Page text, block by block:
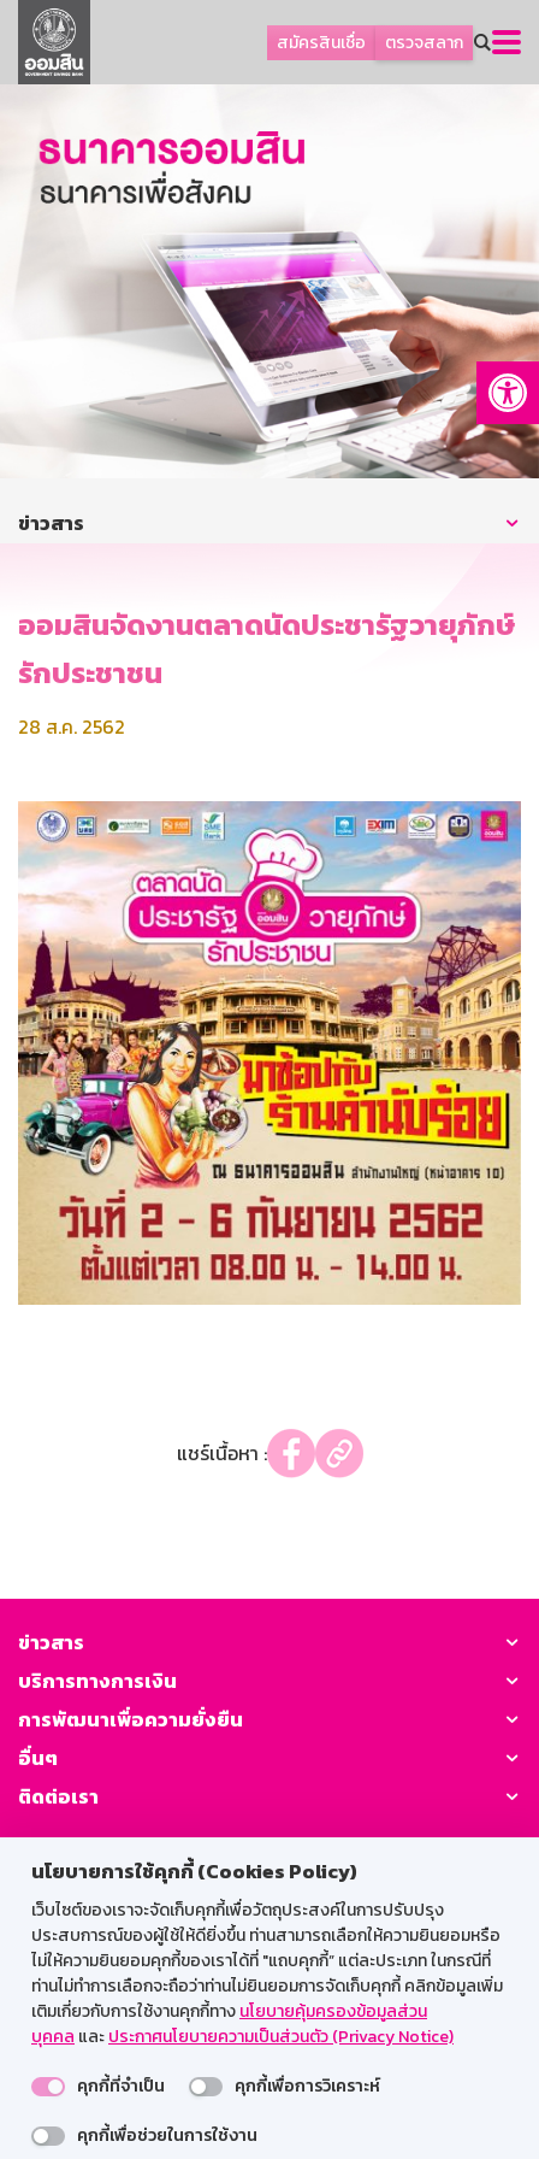
นโยบายการใช้คุกกี้ (Cookies Policy)
เว็บไซต์ของเราจะจัดเก็บคุกกี้เพื่อวัตถุประสงค์ในการปรับปรุง
ประสบการณ์ของผู้ใช้ให้ดียิ่งขึ้น ท่านสามารถเลือกให้ความยินยอมหรือ
ไม่ให้ความยินยอมคุกกี้ของเราได้ที่ "แถบคุกกี้” แต่ละประเภท ในกรณีที่
ท่านไม่ทำการเลือกจะถือว่าท่านไม่ยินยอมการจัดเก็บคุกกี้ คลิกข้อมูลเพิ่ม
เติมเกี่ยวกับการใช้งานคุกกี้ทางนโยบายคุ้มครองข้อมูลส่วน
บุคคล และประกาศนโยบายความเป็นส่วนตัว (Privacy Notice)
คุกกี้ที่จำเป็น
คุกกี้เพื่อการวิเคราะห์
คุกกี้เพื่อช่วยในการใช้งาน
สมัครสินเชื่อ ตรวจสลาก
ลูกค้าธุรกิจ
ลูกค้าผู้ประกอบรายย่อย
ออมเพื่อสุข
เกี่ยวกับธนาคาร
การพัฒนาที่ยั่งยืน
บริการทางการเงิน
ติดต่อเรา
บริการออนไลน์
ข่าวสาร
ออมสินจัดงานตลาดนัดประชารัฐวายุภักษ์
รักประชาชน
28 ส.ค. 2562
แชร์เนื้อหา :
ข่าวสาร
บริการทางการเงิน
การพัฒนาเพื่อความยั่งยืน
อื่นๆ
ติดต่อเรา
GSB Society:
สำหรับพนักงาน
Web HR
GSB Wisdom
M-Search
เข้าสู่ระบบเน็ตเมล